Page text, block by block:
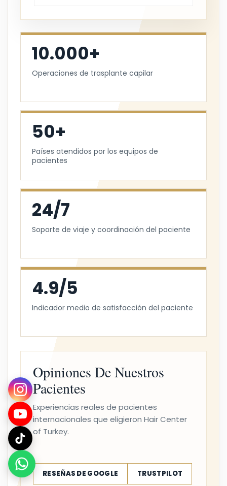
10.000+
Operaciones de trasplante capilar
50+
Países atendidos por los equipos de
pacientes
24/7
Soporte de viaje y coordinación del paciente
4.9/5
Indicador medio de satisfacción del paciente
Opiniones De Nuestros
Pacientes
Experiencias reales de pacientes
internacionales que eligieron Hair Center
of Turkey.
RESEÑAS DE GOOGLE TRUSTPILOT